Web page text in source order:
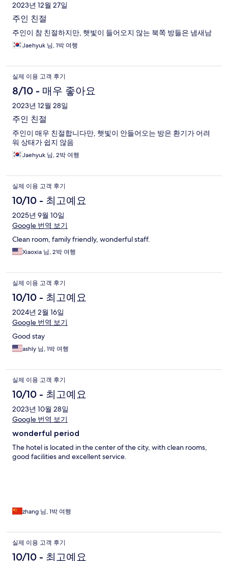
2023년 12월 27일
주인 친절
주인이 참 친절하지만, 햇빛이 들어오지 않는 북쪽 방들은 냄새남
Jaehyuk 님, 1박 여행
실제 이용 고객 후기
8/10 - 매우 좋아요
2023년 12월 28일
주인 친절
주인이 매우 친절합니다만, 햇빛이 안들어오는 방은 환기가 어려
워 상태가 쉽지 않음
Jaehyuk 님, 2박 여행
실제 이용 고객 후기
10/10 - 최고예요
2025년 9월 10일
Google 번역 보기
Clean room, family friendly, wonderful staff.
Xiaoxia 님, 2박 여행
실제 이용 고객 후기
10/10 - 최고예요
2024년 2월 16일
Google 번역 보기
Good stay
ashly 님, 1박 여행
실제 이용 고객 후기
10/10 - 최고예요
2023년 10월 28일
Google 번역 보기
wonderful period
The hotel is located in the center of the city, with clean rooms,
good facilities and excellent service.
zhang 님, 1박 여행
실제 이용 고객 후기
10/10 - 최고예요